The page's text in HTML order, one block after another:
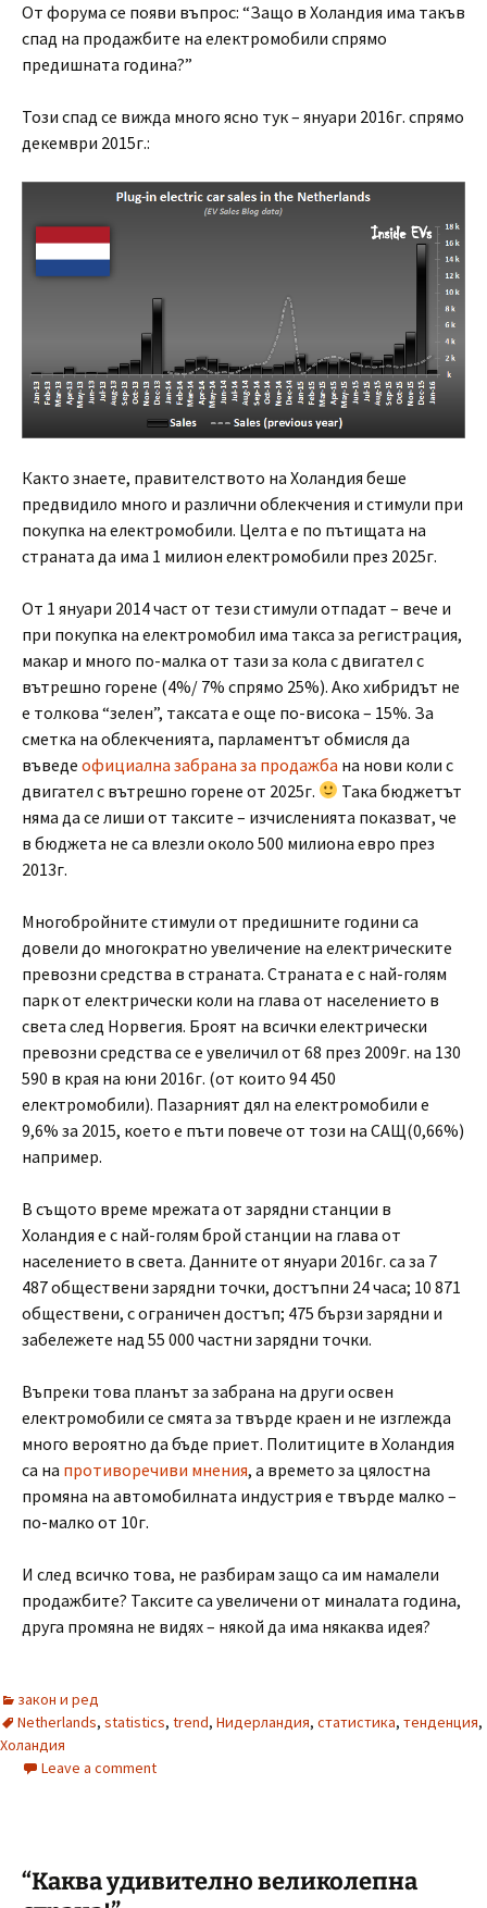
От форума се появи въпрос: “Защо в Холандия има такъв
спад на продажбите на електромобили спрямо
предишната година?”
Този спад се вижда много ясно тук – януари 2016г. спрямо
декември 2015г.:
Както знаете, правителството на Холандия беше
предвидило много и различни облекчения и стимули при
покупка на електромобили. Целта е по пътищата на
страната да има 1 милион електромобили през 2025г.
От 1 януари 2014 част от тези стимули отпадат – вече и
при покупка на електромобил има такса за регистрация,
макар и много по-малка от тази за кола с двигател с
вътрешно горене (4%/ 7% спрямо 25%). Ако хибридът не
е толкова “зелен”, таксата е още по-висока – 15%. За
сметка на облекченията, парламентът обмисля да
въведе официална забрана за продажба на нови коли с
двигател с вътрешно горене от 2025г.
Така бюджетът
няма да се лиши от таксите – изчисленията показват, че
в бюджета не са влезли около 500 милиона евро през
2013г.
Многобройните стимули от предишните години са
довели до многократно увеличение на електрическите
превозни средства в страната. Страната е с най-голям
парк от електрически коли на глава от населението в
света след Норвегия. Броят на всички електрически
превозни средства се е увеличил от 68 през 2009г. на 130
590 в края на юни 2016г. (от които 94 450
електромобили). Пазарният дял на електромобили е
9,6% за 2015, което е пъти повече от този на САЩ(0,66%)
например.
В същото време мрежата от зарядни станции в
Холандия е с най-голям брой станции на глава от
населението в света. Данните от януари 2016г. са за 7
487 обществени зарядни точки, достъпни 24 часа; 10 871
обществени, с ограничен достъп; 475 бързи зарядни и
забележете над 55 000 частни зарядни точки.
Въпреки това планът за забрана на други освен
електромобили се смята за твърде краен и не изглежда
много вероятно да бъде приет. Политиците в Холандия
са на противоречиви мнения, а времето за цялостна
промяна на автомобилната индустрия е твърде малко –
по-малко от 10г.
И след всичко това, не разбирам защо са им намалели
продажбите? Таксите са увеличени от миналата година,
друга промяна не видях – някой да има някаква идея?
закон и ред
Netherlands, statistics, trend, Нидерландия, статистика, тенденция,
Холандия
Leave a comment
“Каква удивително великолепна